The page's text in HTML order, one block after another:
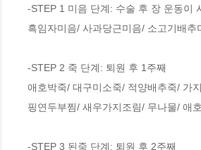
-STEP 1 미음 단계: 수술 후 장 운동이
흑임자미음/ 사과당근미음/ 소고기배
-STEP 2 죽 단계: 퇴원 후 1주째
애호박죽/ 대구미소죽/ 적양배추죽/ 가
핑연두부찜/ 새우가지조림/ 무나물/ 애
-STEP 3 된죽 단계: 퇴원 후 2주째